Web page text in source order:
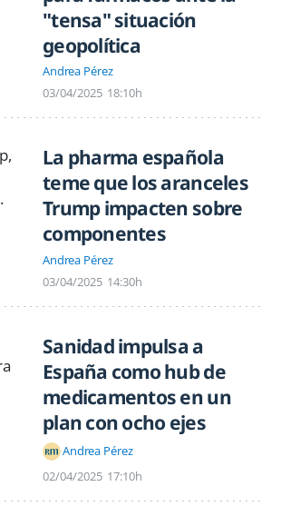
"tensa" situación
geopolítica
Andrea Pérez
03/04/2025 18:10h
La pharma española
teme que los aranceles
Trump impacten sobre
componentes
Andrea Pérez
03/04/2025 14:30h
Sanidad impulsa a
España como hub de
medicamentos en un
plan con ocho ejes
Andrea Pérez
02/04/2025 17:10h